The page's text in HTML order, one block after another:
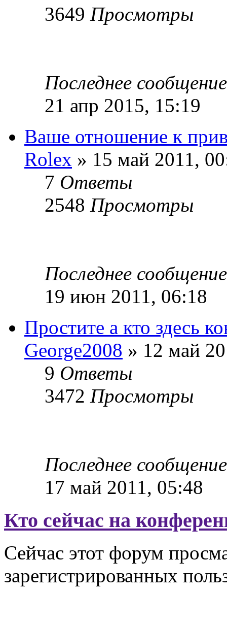
3649 Просмотры
Последнее
21 апр 2015, 15:19
Ваше отношение к
Rolex » 15 май 2011,
7 Ответы
2548 Просмотры
Последнее
19 июн 2011, 06:18
Простите а кто здесь
George2008 » 12 май
9 Ответы
3472 Просмотры
Последнее
17 май 2011, 05:48
Кто сейчас на
Сейчас этот форум
зарегистрированных